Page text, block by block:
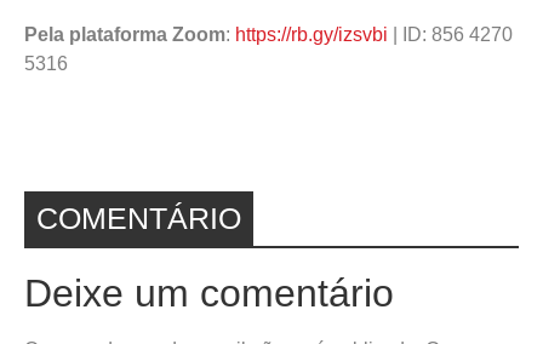
Pela plataforma Zoom: https://rb.gy/izsvbi | ID: 856 4270
5316
COMENTÁRIO
Deixe um comentário